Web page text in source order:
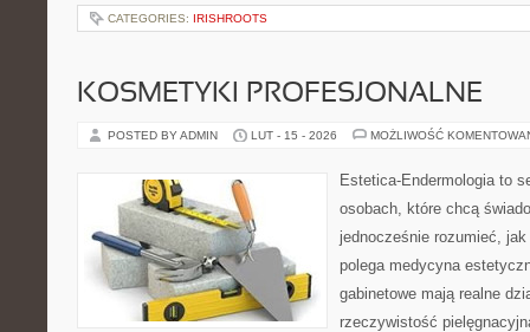
CATEGORIES: IRISHROOTS
KOSMETYKI PROFESJONALNE
POSTED BY ADMIN LUT - 15 - 2026 MOŻLIWOŚĆ
Estetica-Endermologia to
osobach, które chcą
jednocześnie rozumieć,
polega medycyna
gabinetowe mają realne
rzeczywistość